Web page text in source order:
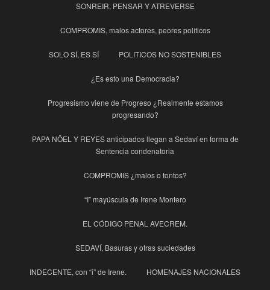
SONREIR, PENSAR Y ATREVERSE
COMPROMIS, malos actores, peores políticos
SOLO SÍ, ES SÍ POLITICOS NO SOSTENIBLES
¿Es esto una Democracia?
Progresismo viene de Progreso ¿Realmente estamos
progresando?
PAPA NÖEL Y REYES anticipados llegan a Sedaví en forma de
Sentencia condenatoria
COMPROMIS ¿malos o tontos?
“I” mayúscula de Irene Montero
EL CÓDIGO PENAL AVECREM.
SEDAVÍ, Basuras y otras suciedades
INDECENTE, con “i” de Irene. HOMENAJES NACIONALES